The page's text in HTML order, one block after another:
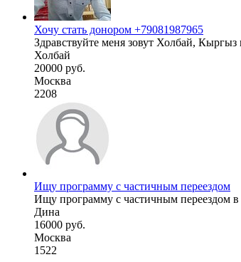
Хочу стать донором +79081987965
Здравствуйте меня зовут Холбай,
Холбай
20000 руб.
Москва
2208
Ищу программу с частичным переездом
Ищу программу с частичным переездом в
Дина
16000 руб.
Москва
1522